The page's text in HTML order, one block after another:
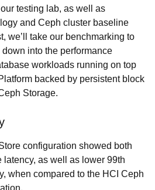
testing lab, as well as
and Ceph cluster baseline
we’ll take our benchmarking to
into the performance
workloads running on top
backed by persistent block
Storage.
configuration showed both
latency, as well as lower 99th
when compared to the HCI Ceph